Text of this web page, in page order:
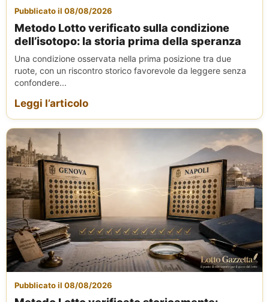
Pubblicato il 08/08/2026
Metodo Lotto verificato sulla condizione
dell’isotopo: la storia prima della speranza
Una condizione osservata nella prima posizione tra due
ruote, con un riscontro storico favorevole da leggere senza
confondere...
Leggi l’articolo
Pubblicato il 08/08/2026